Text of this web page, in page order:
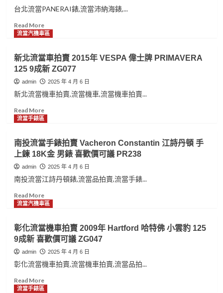
手
收
購
選,
請
找
台
中
永
順
腕
提
供
免
費
手
錶
估
價
定,
免
費
手
錶
換
電
池
手
拍
賣
裝
REVUE
THOMMEN
梭
曼
簍
空
包
自
動
男
錶
9
成
新
盒
齊
ZR292
台北流當PANERAI錶,流當沛納海錶,...
Read MoreRead
more
台
北
流
當
手
錶
拍
賣
當
手
錶
原
裝
PANERAI
沛
納
PAM090
自
動
動
力
儲
存
男
流當汽機車區
新北流當車拍賣 2015年 VESPA 偉士牌 PRIMAVERA
125 9成新 ZG077
admin 2025 年 4 月 6 日
新北流當機車拍賣,流當機車,流當機車拍賣...
Read MoreRead
more
新
北
流
當
車
拍
賣
2015
VESPA
偉
士
牌
PRIMAVERA
125
9
成
流當手錶區
南投流當手錶拍賣 Vacheron Constantin 江詩丹頓 手
上鍊 18K金 男錶 喜歡價可議 PR238
admin 2025 年 4 月 6 日
南投流當江詩丹頓錶,流當品拍賣,流當手錶...
Read MoreRead
more
南
投
流
當
手
錶
拍
賣
流當汽機車區
彰化流當機車拍賣 2009年 Hartford 哈特佛 小雲豹 125
9成新 喜歡價可議 ZG047
admin 2025 年 4 月 6 日
彰化流當機車拍賣,流當機車拍賣,流當品拍...
Read MoreRead
more
流當手錶區